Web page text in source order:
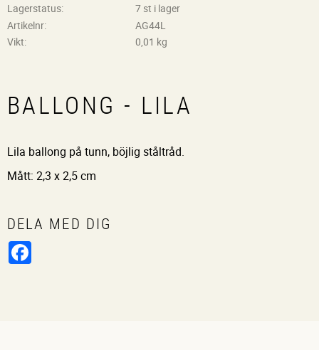
Lagerstatus
7 st i lager
Artikelnr
AG44L
Vikt
0,01 kg
BALLONG - LILA
Lila ballong på tunn, böjlig ståltråd.
Mått: 2,3 x 2,5 cm
DELA MED DIG